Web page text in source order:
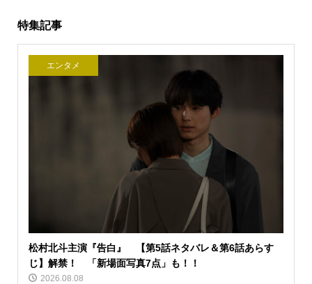
特集記事
エンタメ
松村北斗主演『告白』 【第5話ネタバレ＆第6話あらす
じ】解禁！ 「新場面写真7点」も！！
2026.08.08